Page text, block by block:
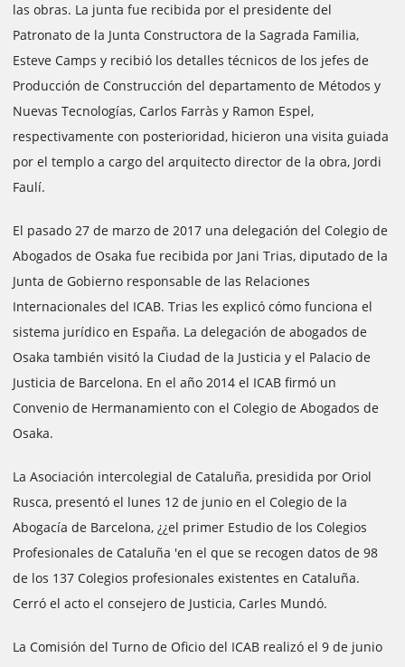
las obras. La junta fue recibida por el presidente del
Patronato de la Junta Constructora de la Sagrada Familia,
Esteve Camps y recibió los detalles técnicos de los jefes de
Producción de Construcción del departamento de Métodos y
Nuevas Tecnologías, Carlos Farràs y Ramon Espel,
respectivamente con posterioridad, hicieron una visita guiada
por el templo a cargo del arquitecto director de la obra, Jordi
Faulí.
El pasado 27 de marzo de 2017 una delegación del Colegio de
Abogados de Osaka fue recibida por Jani Trias, diputado de la
Junta de Gobierno responsable de las Relaciones
Internacionales del ICAB. Trias les explicó cómo funciona el
sistema jurídico en España. La delegación de abogados de
Osaka también visitó la Ciudad de la Justicia y el Palacio de
Justicia de Barcelona. En el año 2014 el ICAB firmó un
Convenio de Hermanamiento con el Colegio de Abogados de
Osaka.
La Asociación intercolegial de Cataluña, presidida por Oriol
Rusca, presentó el lunes 12 de junio en el Colegio de la
Abogacía de Barcelona, ¿¿el primer Estudio de los Colegios
Profesionales de Cataluña 'en el que se recogen datos de 98
de los 137 Colegios profesionales existentes en Cataluña.
Cerró el acto el consejero de Justicia, Carles Mundó.
La Comisión del Turno de Oficio del ICAB realizó el 9 de junio